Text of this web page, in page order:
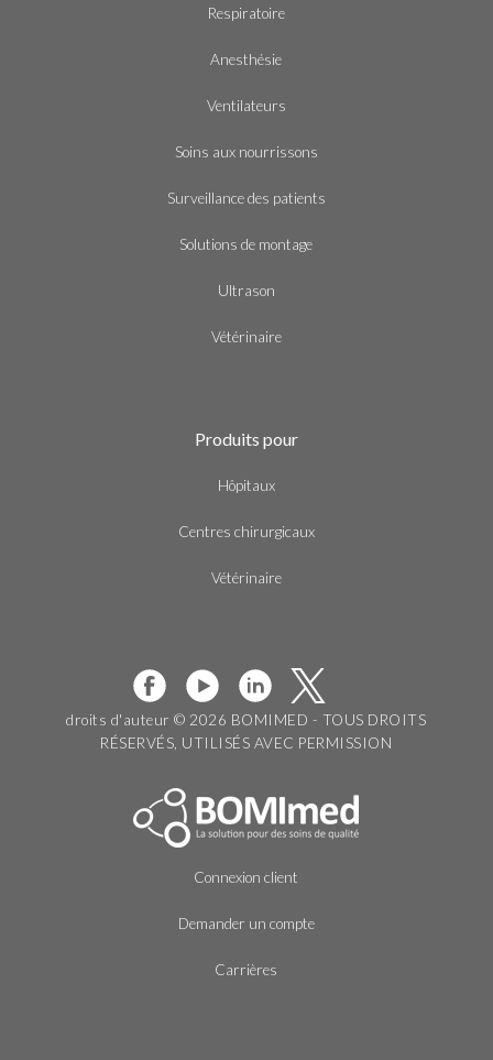
Respiratoire
Anesthésie
Ventilateurs
Soins aux nourrissons
Surveillance des patients
Solutions de montage
Ultrason
Vétérinaire
Produits pour
Hôpitaux
Centres chirurgicaux
Vétérinaire
droits d'auteur © 2026 BOMIMED - TOUS DROITS
RÉSERVÉS, UTILISÉS AVEC PERMISSION
Connexion client
Demander un compte
Carrières